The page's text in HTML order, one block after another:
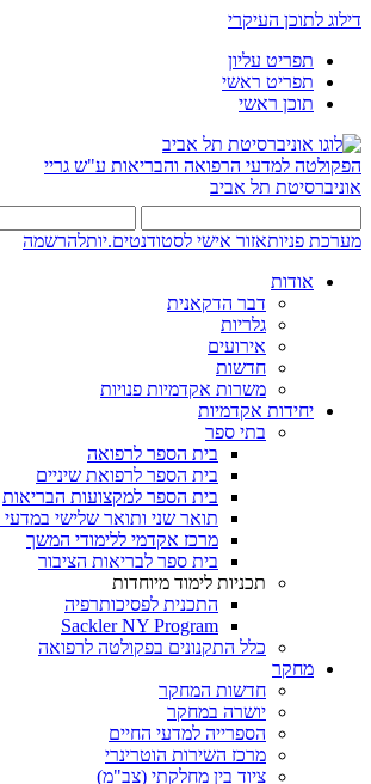
דילוג לתוכן העיקרי
תפריט עליון
תפריט ראשי
תוכן ראשי
הפקולטה למדעי הרפואה והבריאות ע"ש גריי
אוניברסיטת תל אביב
מערכת פניותאזור אישי לסטודנטים.יותלהרשמה
אודות
דבר הדקאנית
גלריות
אירועים
חדשות
משרות אקדמיות פנויות
יחידות אקדמיות
בתי ספר
בית הספר לרפואה
בית הספר לרפואת שיניים
בית הספר למקצועות הבריאות
תואר שני ותואר שלישי
מרכז אקדמי ללימודי המשך
בית ספר לבריאות הציבור
תכניות לימוד מיוחדות
התכנית לפסיכותרפיה
Sackler NY Program
כלל התקנונים בפקולטה לרפואה
מחקר
חדשות המחקר
יושרה במחקר
הספרייה למדעי החיים
מרכז השירות הוטרינרי
ציוד בין מחלקתי (צב"מ)